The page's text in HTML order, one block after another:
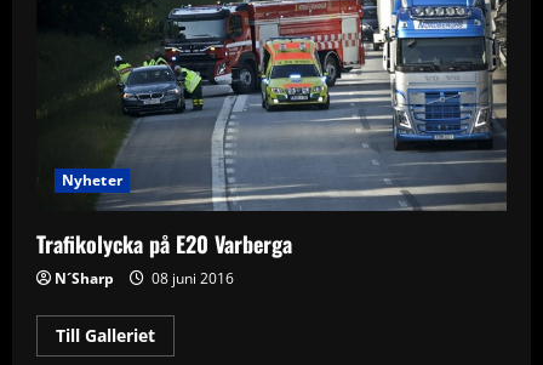
Nyheter
Trafikolycka på E20 Varberga
N´Sharp 08 juni 2016
Till GallerietRead
more